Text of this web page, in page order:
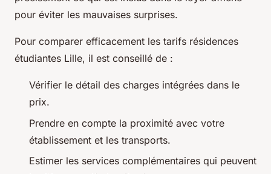
pour éviter les mauvaises surprises.
Pour comparer efficacement les tarifs résidences
étudiantes Lille, il est conseillé de :
Vérifier le détail des charges intégrées dans le
prix.
Prendre en compte la proximité avec votre
établissement et les transports.
Estimer les services complémentaires qui peuvent